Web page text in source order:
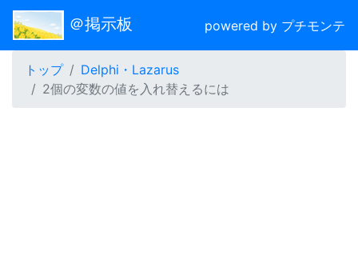
＠掲示板 powered by プチモンテ
トップ
Delphi・Lazarus
2個の変数の値を入れ替えるには